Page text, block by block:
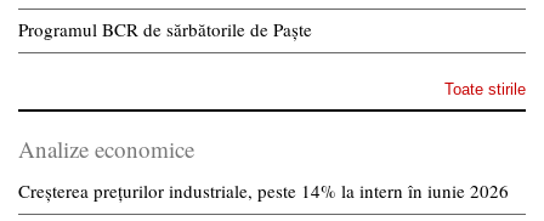
Programul BCR de sărbătorile de Paște
Toate stirile
Analize economice
Creșterea prețurilor industriale, peste 14% la intern în iunie 2026